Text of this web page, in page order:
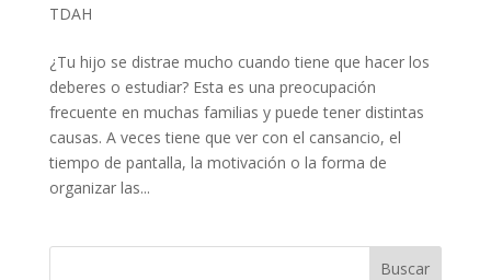
TDAH
¿Tu hijo se distrae mucho cuando tiene que hacer los
deberes o estudiar? Esta es una preocupación
frecuente en muchas familias y puede tener distintas
causas. A veces tiene que ver con el cansancio, el
tiempo de pantalla, la motivación o la forma de
organizar las...
Buscar